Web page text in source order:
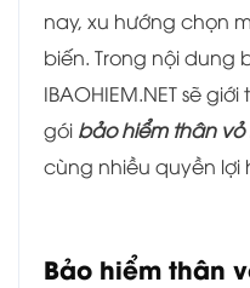
nay, xu hướng chọn
biến. Trong nội dung
IBAOHIEM.NET sẽ
gói bảo hiểm thân vỏ
cùng nhiều quyền lợi
Bảo hiểm thân